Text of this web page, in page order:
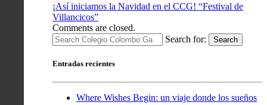
¡Así iniciamos la Navidad en el CCG! “Festival de
Villancicos”
Comments are closed.
Search for:
Search
Entradas recientes
Where Wishes Begin: un viaje donde los sueños